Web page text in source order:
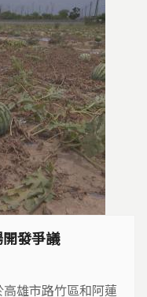
發爭議
雄市路竹區和阿蓮